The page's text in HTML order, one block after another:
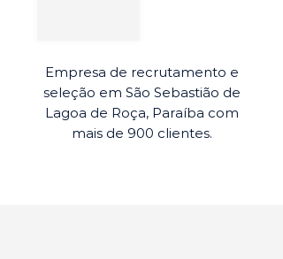
Empresa de recrutamento e
seleção em São Sebastião de
Lagoa de Roça, Paraíba com
mais de 900 clientes.